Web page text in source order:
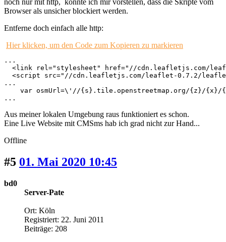
Browser als unsicher blockiert werden.
Entferne doch einfach alle http:
Hier klicken, um den Code zum Kopieren zu markieren
...
<link rel="stylesheet" href="//cdn.leafletjs.com/
<script src="//cdn.leafletjs.com/leaflet-0.7.2/
...
var osmUrl=\'//{s}.tile.openstreetmap.org/{z}/{x}/
...
Aus meiner lokalen Umgebung raus funktioniert es schon.
Eine Live Website mit CMSms hab ich grad nicht zur Hand...
Offline
#5 01. Mai 2020 10:45
bd0
Server-Pate
Ort: Köln
Registriert: 22. Juni 2011
Beiträge: 208